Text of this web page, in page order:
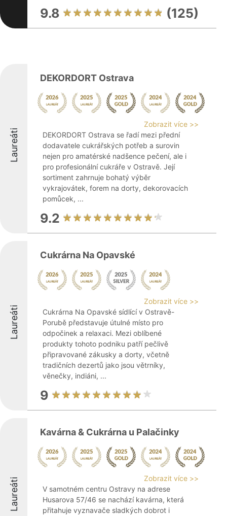
9.8 (125)
Laureáti
DEKORDORT Ostrava
Zobrazit více >>
DEKORDORT Ostrava se řadí mezi přední
dodavatele cukrářských potřeb a surovin
nejen pro amatérské nadšence pečení, ale i
pro profesionální cukráře v Ostravě. Její
sortiment zahrnuje bohatý výběr
vykrajovátek, forem na dorty, dekorovacích
pomůcek, ...
9.2
Laureáti
Cukrárna Na Opavské
Zobrazit více >>
Cukrárna Na Opavské sídlící v Ostravě-
Porubě představuje útulné místo pro
odpočinek a relaxaci. Mezi oblíbené
produkty tohoto podniku patří pečlivě
připravované zákusky a dorty, včetně
tradičních dezertů jako jsou větrníky,
věnečky, indiáni, ...
9
Laureáti
Kavárna & Cukrárna u Palačinky
Zobrazit více >>
V samotném centru Ostravy na adrese
Husarova 57/46 se nachází kavárna, která
přitahuje vyznavače sladkých dobrot i